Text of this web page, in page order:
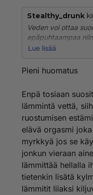
Stealthy_drunk
Veden voi ottaa
epäpuhtaampaa
bakteerit samoin
Lue lisää
Pieni huomatus
Enpä tosiaan
lämmintä vettä,
ruostumisen
elävä orgasmi
myrkkyä jos se
jonkun vieraan
lämmittää hellalla
tietenkin lisätä
lämmitit liiaksi